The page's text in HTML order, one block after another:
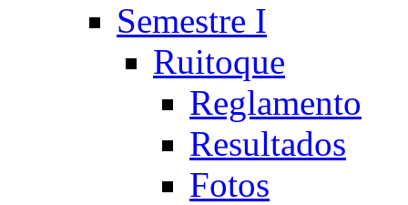
Semestre I
Ruitoque
Reglamento
Resultados
Fotos